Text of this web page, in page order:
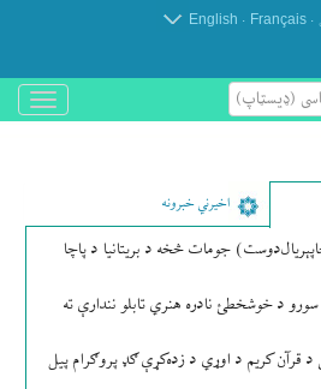
.
Français
.
English
(ډیسټاپ)
باز
و
اخیرني خبرونه
جومات څخه د بریتانیا د پاچا
د خوشخطئ نادره هنري تابلو نندارې ته
قرآن کریم د اوړي د زده‌کړې ګډ پروګرام پیل